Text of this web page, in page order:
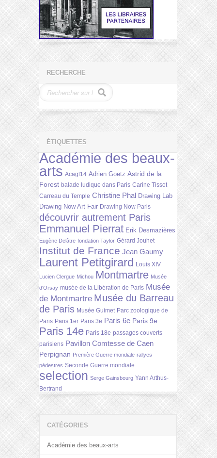
RECHERCHE
ÉTIQUETTES
Académie des beaux-
arts Acagl14 Adrien Goetz Astrid de la
Forest balade ludique dans Paris Carine Tissot
Carreau du Temple Christine Phal Drawing Lab
Drawing Now Art Fair Drawing Now Paris
découvrir autrement Paris
Emmanuel Pierrat Erik Desmazières
Eugène Delâtre fondation Taylor Gérard Jouhet
Institut de France Jean Gaumy
Laurent Petitgirard Louis XIV
Lucien Clergue Michou Montmartre Musée
d'Orsay musée de la Libération de Paris Musée
de Montmartre Musée du Barreau
de Paris Musée Guimet Parc zoologique de
Paris Paris 1er Paris 3e Paris 6e Paris 9e
Paris 14e Paris 18e passages couverts
parisiens Pavillon Comtesse de Caen
Perpignan Première Guerre mondiale rallyes
pédestres Seconde Guerre mondiale
selection Serge Gainsbourg Yann Arthus-
Bertrand
CATÉGORIES
Académie des beaux-arts